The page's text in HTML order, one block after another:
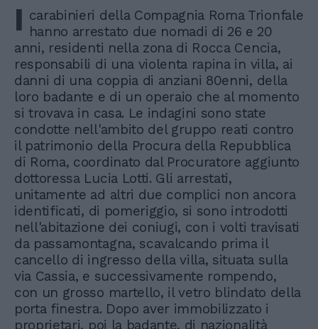
I carabinieri della Compagnia Roma Trionfale
hanno arrestato due nomadi di 26 e 20
anni, residenti nella zona di Rocca Cencia,
responsabili di una violenta rapina in villa, ai
danni di una coppia di anziani 80enni, della
loro badante e di un operaio che al momento
si trovava in casa. Le indagini sono state
condotte nell'ambito del gruppo reati contro
il patrimonio della Procura della Repubblica
di Roma, coordinato dal Procuratore aggiunto
dottoressa Lucia Lotti. Gli arrestati,
unitamente ad altri due complici non ancora
identificati, di pomeriggio, si sono introdotti
nell'abitazione dei coniugi, con i volti travisati
da passamontagna, scavalcando prima il
cancello di ingresso della villa, situata sulla
via Cassia, e successivamente rompendo,
con un grosso martello, il vetro blindato della
porta finestra. Dopo aver immobilizzato i
proprietari, poi la badante, di nazionalità